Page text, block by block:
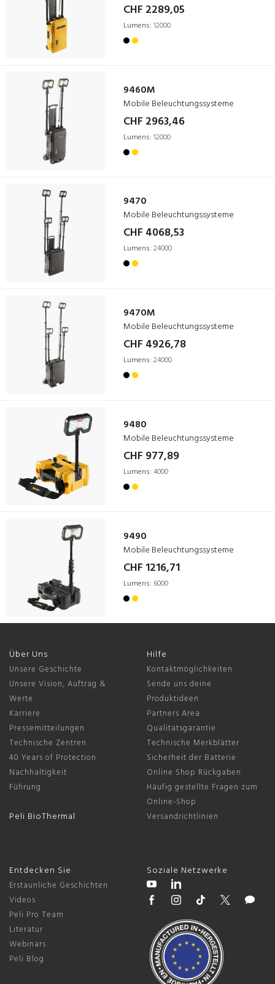
CHF 2289,05
Lumens: 12000
9460M
Mobile Beleuchtungssysteme
CHF 2963,46
Lumens: 12000
9470
Mobile Beleuchtungssysteme
CHF 4068,53
Lumens: 24000
9470M
Mobile Beleuchtungssysteme
CHF 4926,78
Lumens: 24000
9480
Mobile Beleuchtungssysteme
CHF 977,89
Lumens: 4000
9490
Mobile Beleuchtungssysteme
CHF 1216,71
Lumens: 6000
Über Uns
Unsere Geschichte
Unsere Vision, Auftrag &
Werte
Karriere
Pressemitteilungen
Technische Zentren
40 Years of Protection
Nachhaltigkeit
Führung
Peli BioThermal
Hilfe
Kontaktmöglichkeiten
Sende uns deine
Produktideen
Partners Area
Qualitätsgarantie
Technische Merkblätter
Sicherheit der Batterie
Online Shop Rückgaben
Häufig gestellte Fragen zum
Online-Shop
Versandrichtlinien
Entdecken Sie
Erstaunliche Geschichten
Videos
Peli Pro Team
Literatur
Webinars
Peli Blog
Soziale Netzwerke